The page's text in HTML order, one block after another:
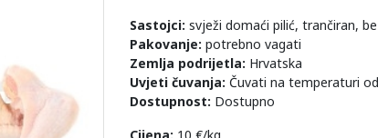
Sastojci: svježi domaći pilić, trančiran,
Pakovanje: potrebno vagati
Zemlja podrijetla: Hrvatska
Uvjeti čuvanja: Čuvati na temperaturi
Dostupnost: Dostupno